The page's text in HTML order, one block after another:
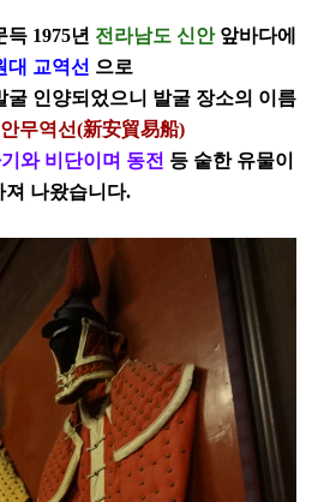
1975년 전라남도 신안 앞바다에
대 교역선 으로
굴 인양되었으니 발굴 장소의 이름
무역선(新安貿易船)
와 비단이며 동전 등 숱한 유물이
져 나왔습니다.